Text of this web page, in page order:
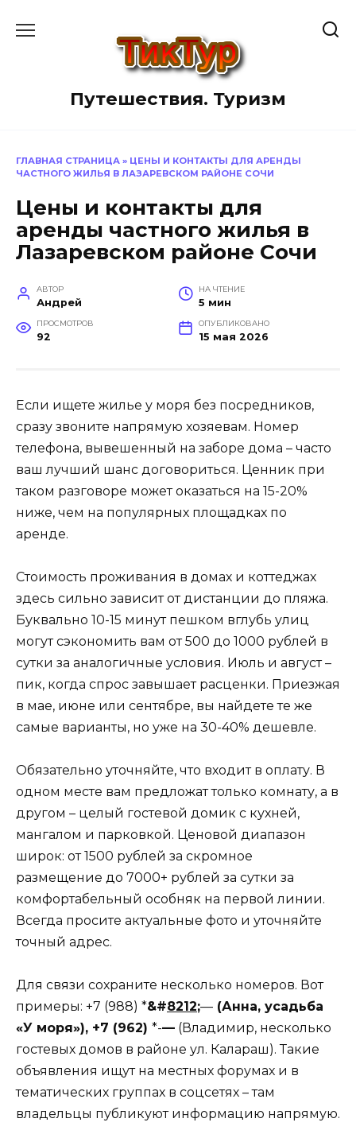
Путешествия. Туризм
ГЛАВНАЯ СТРАНИЦА » ЦЕНЫ И КОНТАКТЫ ДЛЯ АРЕНДЫ
ЧАСТНОГО ЖИЛЬЯ В ЛАЗАРЕВСКОМ РАЙОНЕ СОЧИ
Цены и контакты для
аренды частного жилья в
Лазаревском районе Сочи
АВТОР
Андрей
НА ЧТЕНИЕ
5 мин
ПРОСМОТРОВ
92
ОПУБЛИКОВАНО
15 мая 2026
Если ищете жилье у моря без посредников,
сразу звоните напрямую хозяевам. Номер
телефона, вывешенный на заборе дома – часто
ваш лучший шанс договориться. Ценник при
таком разговоре может оказаться на 15-20%
ниже, чем на популярных площадках по
аренде.
Стоимость проживания в домах и коттеджах
здесь сильно зависит от дистанции до пляжа.
Буквально 10-15 минут пешком вглубь улиц
могут сэкономить вам от 500 до 1000 рублей в
сутки за аналогичные условия. Июль и август –
пик, когда спрос завышает расценки. Приезжая
в мае, июне или сентябре, вы найдете те же
самые варианты, но уже на 30-40% дешевле.
Обязательно уточняйте, что входит в оплату. В
одном месте вам предложат только комнату, а в
другом – целый гостевой домик с кухней,
мангалом и парковкой. Ценовой диапазон
широк: от 1500 рублей за скромное
размещение до 7000+ рублей за сутки за
комфортабельный особняк на первой линии.
Всегда просите актуальные фото и уточняйте
точный адрес.
Для связи сохраните несколько номеров. Вот
примеры: +7 (988) *&#8212;— (Анна, усадьба
«У моря»), +7 (962) *-— (Владимир, несколько
гостевых домов в районе ул. Калараш). Такие
объявления ищут на местных форумах и в
тематических группах в соцсетях – там
владельцы публикуют информацию напрямую.